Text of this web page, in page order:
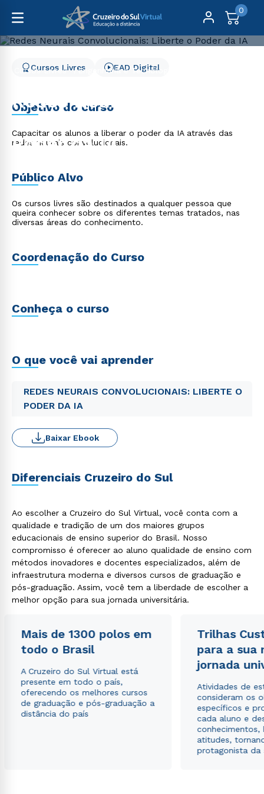
0
Cursos Livres
Engenharia e Tecnologia
Redes Neurais
Convolucionais: Liberte o
Poder da IA
Cursos Livres EAD Digital
Objetivo do curso
Capacitar os alunos a liberar o poder da IA através das
redes neurais convolucionais.
Público Alvo
Os cursos livres são destinados a qualquer pessoa que
queira conhecer sobre os diferentes temas tratados, nas
diversas áreas do conhecimento.
Coordenação do Curso
Conheça o curso
O que você vai aprender
REDES NEURAIS CONVOLUCIONAIS: LIBERTE O
PODER DA IA
Baixar Ebook
Diferenciais Cruzeiro do Sul
Ao escolher a Cruzeiro do Sul Virtual, você conta com a
qualidade e tradição de um dos maiores grupos
educacionais de ensino superior do Brasil. Nosso
compromisso é oferecer ao aluno qualidade de ensino com
métodos inovadores e docentes especializados, além de
infraestrutura moderna e diversos cursos de graduação e
pós-graduação. Assim, você tem a liberdade de escolher a
melhor opção para sua jornada universitária.
Mais de 1300 polos em
todo o Brasil
A Cruzeiro do Sul Virtual está
presente em todo o país,
oferecendo os melhores cursos
de graduação e pós-graduação a
distância do país
Trilhas
para a sua
jornada
Atividades de
consideram os
específicos e
cada aluno e
conhecimentos,
atitudes,
protagonista da